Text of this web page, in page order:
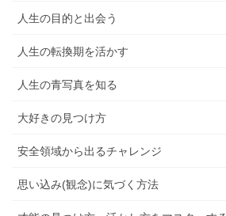
人生の目的と出会う
人生の転換期を活かす
人生の青写真を知る
大好きの見つけ方
安全領域から出るチャレンジ
思い込み(観念)に気づく方法